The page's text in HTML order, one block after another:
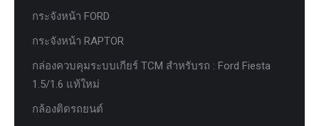
กระจังหน้า FORD
กระจังหน้า RAPTOR
กล่องควบคุมระบบเกียร์ TCM สำหรับรถ : Ford Fiesta
1.5/1.6 แท้ใหม่
กล้องติดรถยนต์